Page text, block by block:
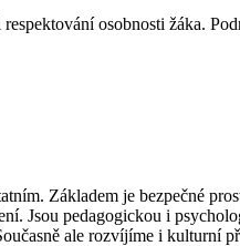
osobnosti žáka.
Základem je bezpečné
Jsou pedagogickou i
ale rozvíjíme i kulturní